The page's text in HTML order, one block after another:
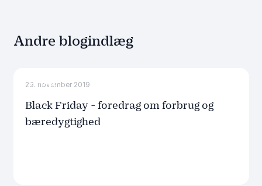
Andre blogindlæg
29. november 2019
Black Friday - foredrag om forbrug og
bæredygtighed
Forbrug